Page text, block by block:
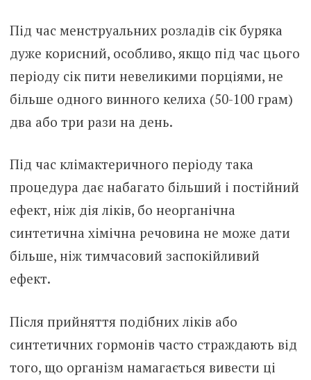
Під час менструальних розладів сік буряка
дуже корисний, особливо, якщо під час цього
періоду сік пити невеликими порціями, не
більше одного винного келиха (50-100 грам)
два або три рази на день.
Під час клімактеричного періоду така
процедура дає набагато більший і постійний
ефект, ніж дія ліків, бо неорганічна
синтетична хімічна речовина не може дати
більше, ніж тимчасовий заспокійливий
ефект.
Після прийняття подібних ліків або
синтетичних гормонів часто страждають від
того, що організм намагається вивести ці